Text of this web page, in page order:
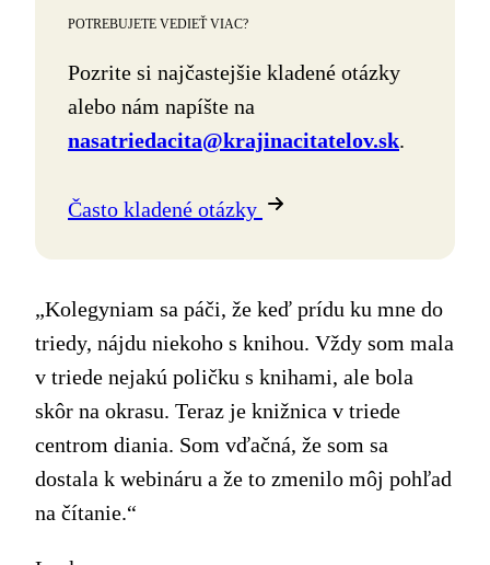
POTREBUJETE VEDIEŤ VIAC?
Pozrite si najčastejšie kladené otázky
alebo nám napíšte na
nasatriedacita@krajinacitatelov.sk.
Často kladené otázky
„Kolegyniam sa páči, že keď prídu ku mne do
triedy, nájdu niekoho s knihou. Vždy som mala
v triede nejakú poličku s knihami, ale bola
skôr na okrasu. Teraz je knižnica v triede
centrom diania. Som vďačná, že som sa
dostala k webináru a že to zmenilo môj pohľad
na čítanie.“